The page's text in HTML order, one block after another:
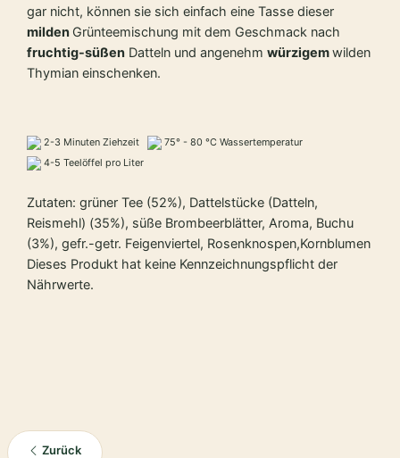
gar nicht, können sie sich einfach eine Tasse dieser
milden Grünteemischung mit dem Geschmack nach
fruchtig-süßen Datteln und angenehm würzigemwilden
Thymian einschenken.
2-3 Minuten Ziehzeit
75° - 80 °C Wassertemperatur
4-5 Teelöffel pro Liter
Zutaten: grüner Tee (52%), Dattelstücke (Datteln,
Reismehl) (35%), süße Brombeerblätter, Aroma, Buchu
(3%), gefr.-getr. Feigenviertel, Rosenknospen,Kornblumen
Dieses Produkt hat keine Kennzeichnungspflicht der
Nährwerte.
Zurück